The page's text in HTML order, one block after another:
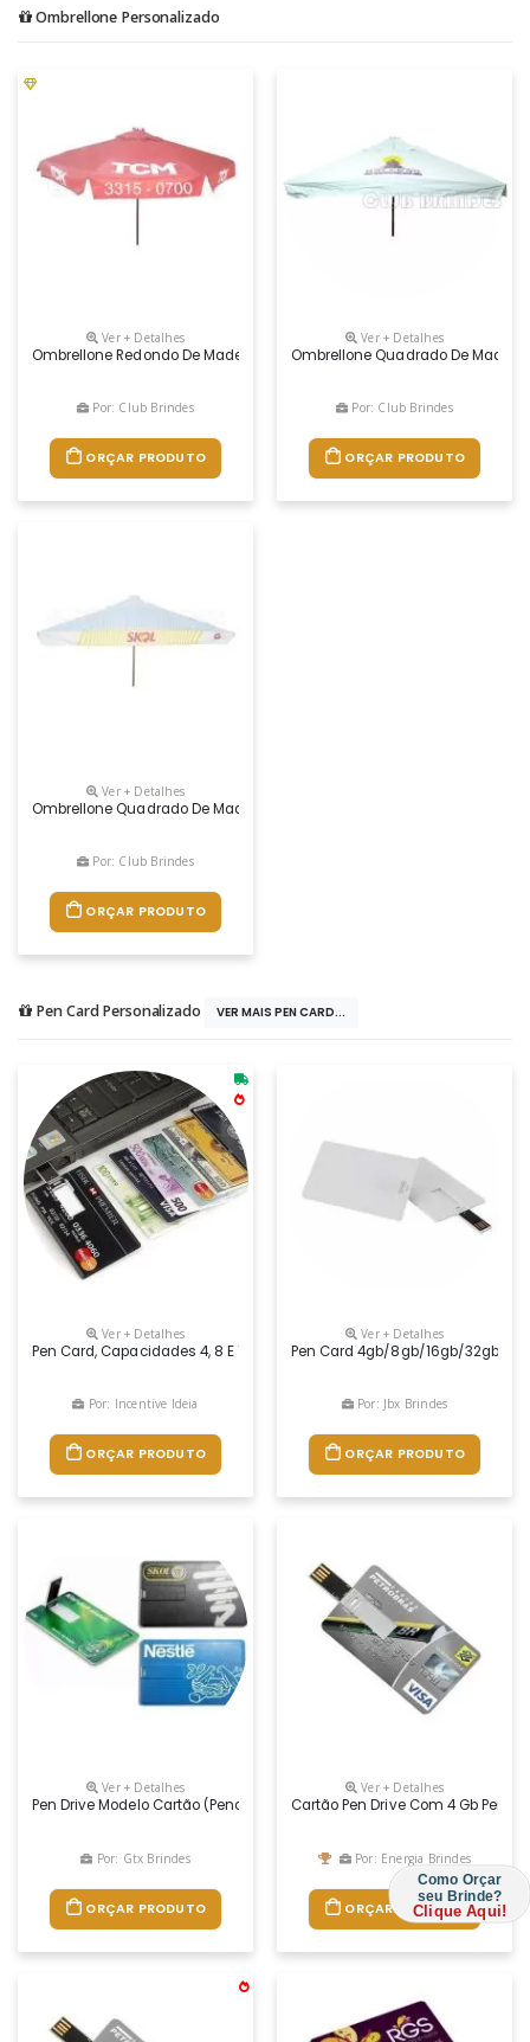
Ombrellone Personalizado
Ver + Detalhes
Ombrellone Redondo De Madeira Com Armação Tratada E
Por: Club Brindes
ORÇAR PRODUTO
Ver + Detalhes
Ombrellone Quadrado De
Por: Club Brindes
ORÇAR PRODUTO
Ver + Detalhes
Ombrellone Quadrado De Madeira Com Armação Tratada E
Por: Club Brindes
ORÇAR PRODUTO
Pen Card Personalizado VER MAIS PEN CARD...
Ver + Detalhes
Pen Card, Capacidades 4, 8 E 16 Gb, Ótimo Para Aplicação Do Seu
Por: Incentive Ideia
ORÇAR PRODUTO
Ver + Detalhes
Pen Card 4gb/8gb/16gb/32gb
Por: Jbx Brindes
ORÇAR PRODUTO
Ver + Detalhes
Pen Drive Modelo Cartão (pencard). Tamanho Semelhante À Um
Por: Gtx Brindes
ORÇAR PRODUTO
Ver + Detalhes
Cartão Pen Drive Com 4 Gb
Por: Energia Brindes
ORÇAR PRODUTO
Como Orçar
seu Brinde?
Clique Aqui!